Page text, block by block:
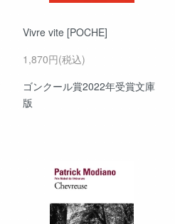
Vivre vite [POCHE]
1,870円(税込)
ゴンクール賞2022年受賞文庫
版